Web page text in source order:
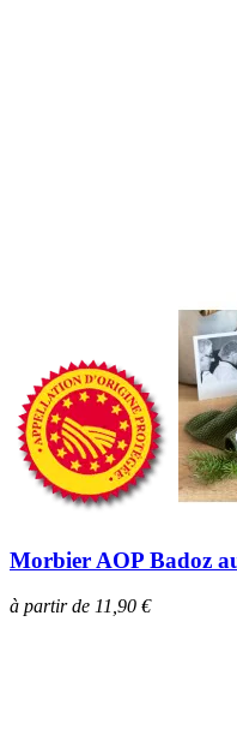
Morbier AOP Badoz
à partir de 11,90 €